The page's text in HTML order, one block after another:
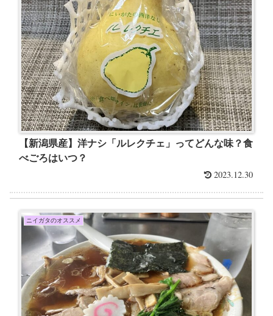
【新潟県産】洋ナシ「ルレクチェ」ってどんな味？食
べごろはいつ？
2023.12.30
ニイガタのオススメ